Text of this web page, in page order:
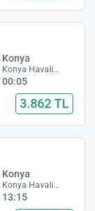
Konya
Konya Havalimanı
00:05
3.862 TL
Konya
Konya Havalimanı
13:15